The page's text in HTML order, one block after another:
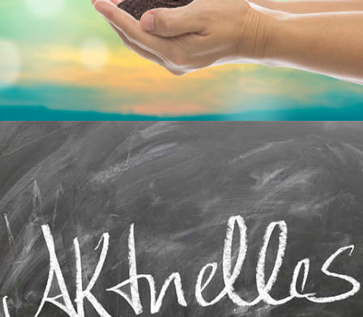
Aktuelles